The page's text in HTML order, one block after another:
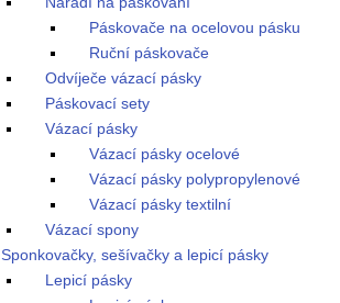
Páskovače na ocelovou pásku
Ruční páskovače
Odvíječe vázací pásky
Páskovací sety
Vázací pásky
Vázací pásky ocelové
Vázací pásky polypropylenové
Vázací pásky textilní
Vázací spony
Sponkovačky, sešívačky a lepicí pásky
Lepicí pásky